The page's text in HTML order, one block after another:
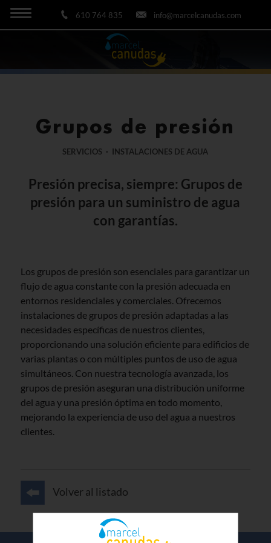
610 764 835 info@marcelcanudas.com
Grupos de presión
SERVICIOS · INSTALACIONES DE AGUA
Presión precisa, siempre: Grupos de
presión para un suministro de agua
con garantías.
Los grupos de presión son esenciales para garantizar un
flujo de agua constante con la presión adecuada en
entornos residenciales y comerciales. Ofrecemos
instalaciones de grupos de presión adaptadas a las
necesidades específicas de nuestros clientes,
proporcionando una solución eficiente para edificios de
varias plantas o con múltiples puntos de uso de agua
simultáneos. Con nuestra tecnología avanzada, los
grupos de presión aseguran una distribución uniforme
del agua y una presión óptima en todo momento,
mejorando la experiencia de uso del agua a nuestros
clientes.
Volver al listado